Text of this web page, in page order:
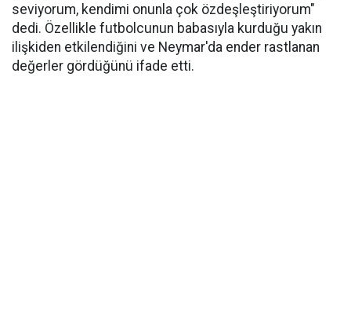
seviyorum, kendimi onunla çok özdeşleştiriyorum"
dedi. Özellikle futbolcunun babasıyla kurduğu yakın
ilişkiden etkilendiğini ve Neymar'da ender rastlanan
değerler gördüğünü ifade etti.